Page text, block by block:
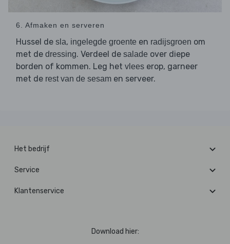
6. Afmaken en serveren
Hussel de sla, ingelegde groente en radijsgroen om
met de dressing. Verdeel de salade over diepe
borden of kommen. Leg het vlees erop, garneer
met de rest van de sesam en serveer.
Het bedrijf
Service
Klantenservice
Download hier: